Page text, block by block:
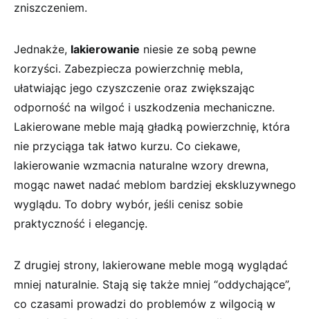
zniszczeniem.
Jednakże, lakierowanie niesie ze sobą pewne
korzyści. ​Zabezpiecza powierzchnię ‌mebla,​
ułatwiając jego czyszczenie oraz ⁣zwiększając
odporność na wilgoć i uszkodzenia ‌mechaniczne.
Lakierowane meble mają gładką powierzchnię, która‍
nie przyciąga tak⁤ łatwo kurzu. Co ⁤ciekawe,
lakierowanie wzmacnia ​naturalne wzory ⁤drewna,
mogąc nawet nadać meblom bardziej ekskluzywnego
wyglądu. To dobry wybór, jeśli cenisz sobie
praktyczność⁢ i elegancję.
Z drugiej strony, lakierowane meble mogą wyglądać
mniej naturalnie. Stają się także mniej “oddychające”, ​
co czasami prowadzi do problemów z wilgocią ‌w